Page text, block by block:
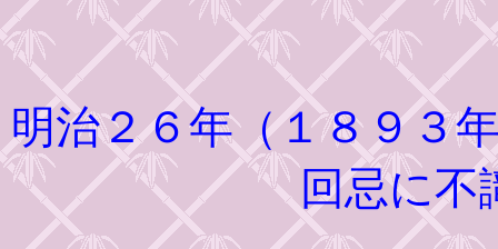
明治２６年（１８９３
回忌に不